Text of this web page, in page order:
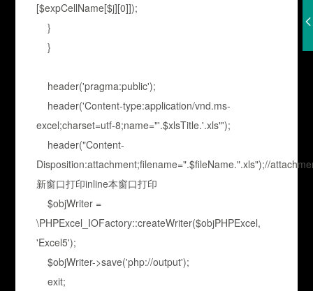
[$expCellName[$j][0]]);
}
}
header('pragma:public');
header('Content-type:application/vnd.ms-
excel;charset=utf-8;name="'.$xlsTitle.'.xls"');
header("Content-
Disposition:attachment;filename=".$fileName.".xls");//
新窗口打印inline本窗口打印
$objWriter =
\PHPExcel_IOFactory::createWriter($objPHPExcel,
'Excel5');
$objWriter->save('php://output');
exit;
